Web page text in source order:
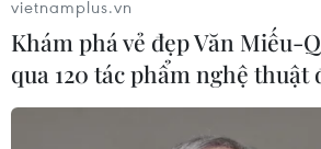
01/08/2019 01:48
Một quan chức Mỹ nói rằng Hamza
trùm khủng bố khét tiếng Osama bin
mạng. Tổng thống Trump từ chối
vietnamplus.vn
Khám phá vẻ đẹp Văn Miếu-
qua 120 tác phẩm nghệ thuật